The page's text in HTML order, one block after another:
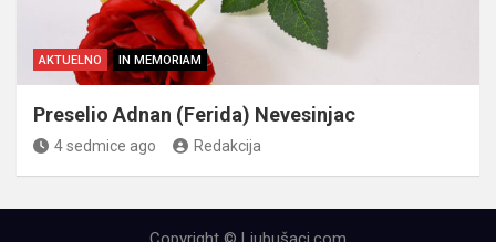
AKTUELNO IN MEMORIAM
Preselio Adnan (Ferida) Nevesinjac
4 sedmice ago Redakcija